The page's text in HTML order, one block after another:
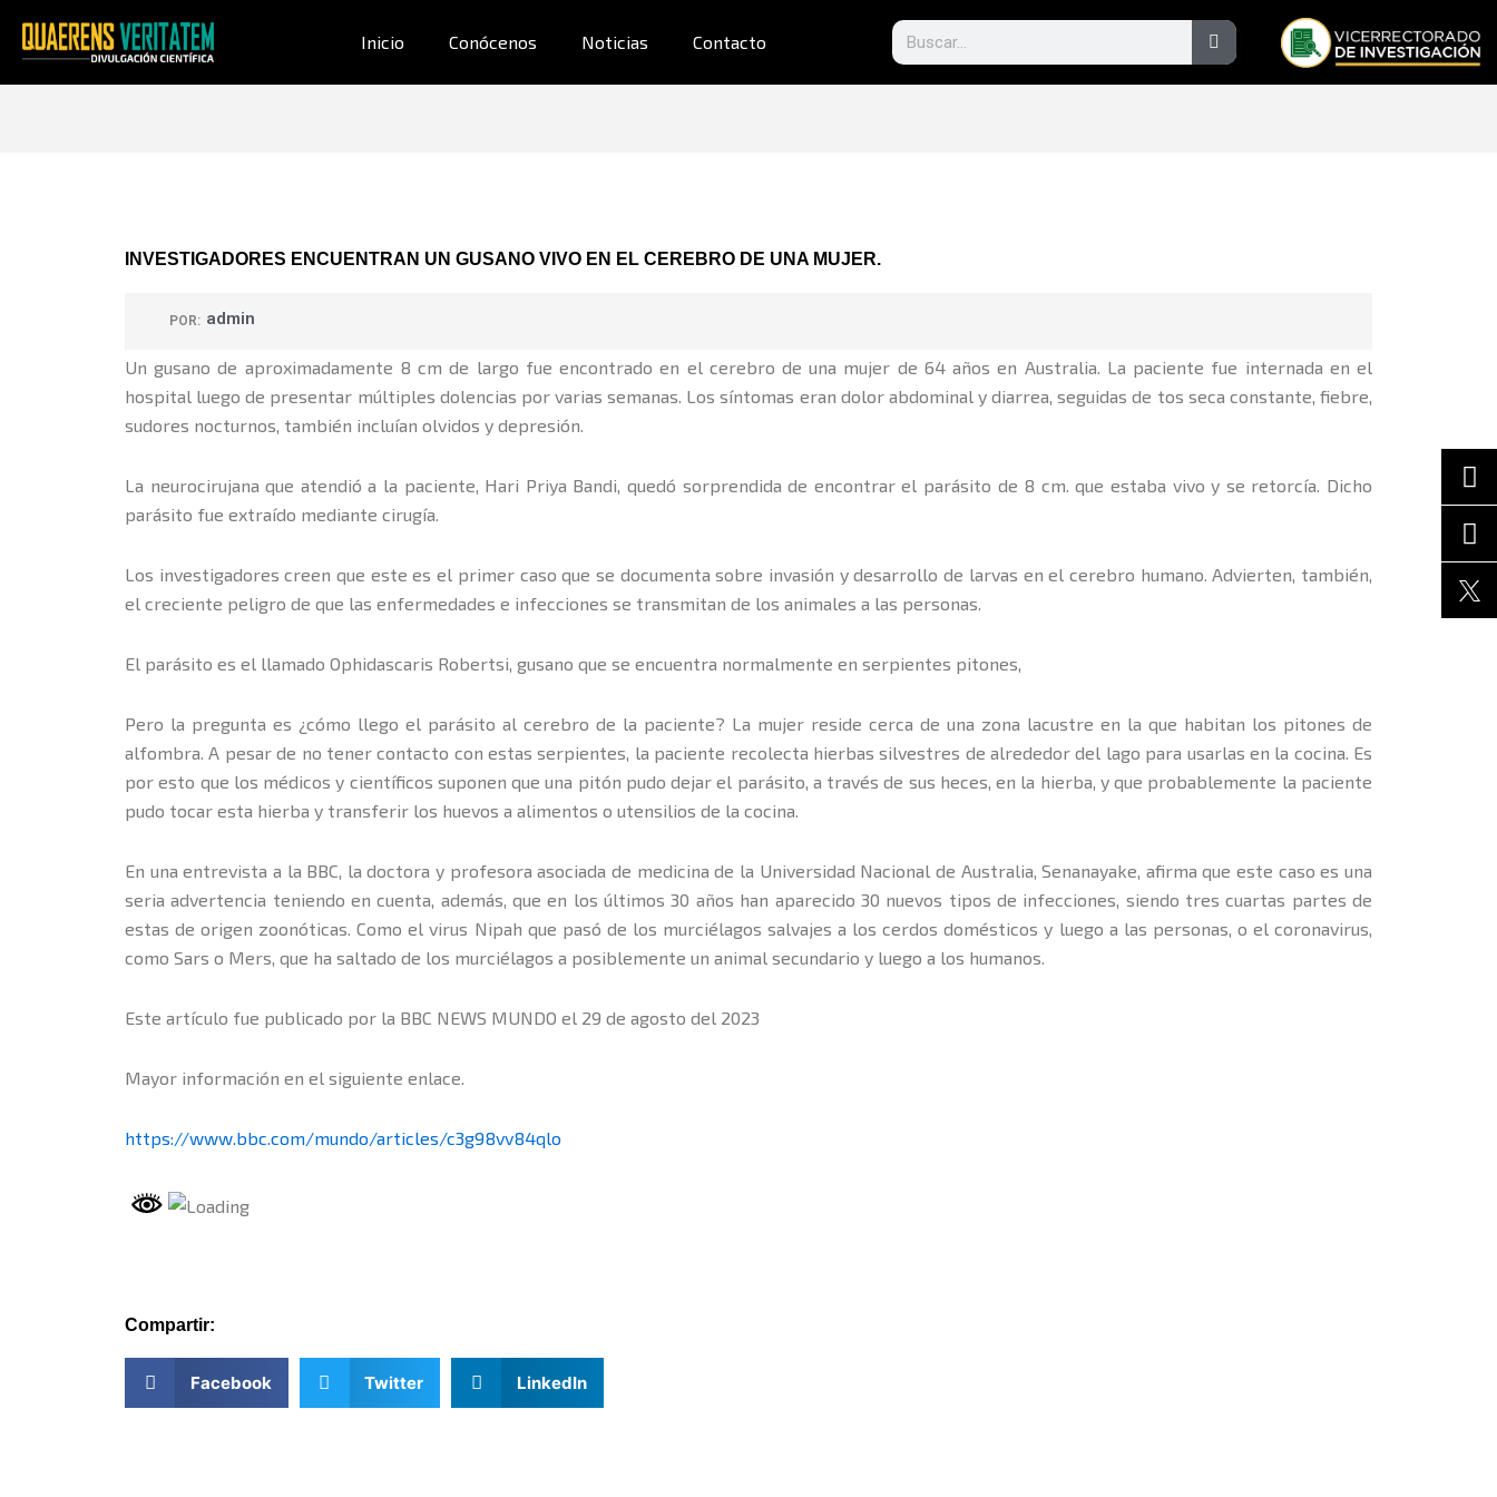
Inicio Conócenos Noticias Contacto Search Search
INVESTIGADORES ENCUENTRAN UN GUSANO VIVO EN EL CEREBRO DE UNA MUJER.
POR: admin
Un gusano de aproximadamente 8 cm de largo fue encontrado en el cerebro de una mujer de 64 años en Australia. La paciente fue internada en el
hospital luego de presentar múltiples dolencias por varias semanas. Los síntomas eran dolor abdominal y diarrea, seguidas de tos seca constante, fiebre,
sudores nocturnos, también incluían olvidos y depresión.
La neurocirujana que atendió a la paciente, Hari Priya Bandi, quedó sorprendida de encontrar el parásito de 8 cm. que estaba vivo y se retorcía. Dicho
parásito fue extraído mediante cirugía.
Los investigadores creen que este es el primer caso que se documenta sobre invasión y desarrollo de larvas en el cerebro humano. Advierten, también,
el creciente peligro de que las enfermedades e infecciones se transmitan de los animales a las personas.
El parásito es el llamado Ophidascaris Robertsi, gusano que se encuentra normalmente en serpientes pitones,
Pero la pregunta es ¿cómo llego el parásito al cerebro de la paciente? La mujer reside cerca de una zona lacustre en la que habitan los pitones de
alfombra. A pesar de no tener contacto con estas serpientes, la paciente recolecta hierbas silvestres de alrededor del lago para usarlas en la cocina. Es
por esto que los médicos y científicos suponen que una pitón pudo dejar el parásito, a través de sus heces, en la hierba, y que probablemente la paciente
pudo tocar esta hierba y transferir los huevos a alimentos o utensilios de la cocina.
En una entrevista a la BBC, la doctora y profesora asociada de medicina de la Universidad Nacional de Australia, Senanayake, afirma que este caso es una
seria advertencia teniendo en cuenta, además, que en los últimos 30 años han aparecido 30 nuevos tipos de infecciones, siendo tres cuartas partes de
estas de origen zoonóticas. Como el virus Nipah que pasó de los murciélagos salvajes a los cerdos domésticos y luego a las personas, o el coronavirus,
como Sars o Mers, que ha saltado de los murciélagos a posiblemente un animal secundario y luego a los humanos.
Este artículo fue publicado por la BBC NEWS MUNDO el 29 de agosto del 2023
Mayor información en el siguiente enlace.
https://www.bbc.com/mundo/articles/c3g98vv84qlo
Compartir:
Facebook Twitter LinkedIn